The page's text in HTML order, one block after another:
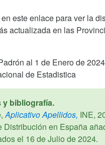
este enlace para ver la
actualizada en las
al 1 de Enero de
de Estadistica
y bibliografía.
Aplicativo Apellidos, INE,
Distribución en España
el 16 de Julio de 2024.